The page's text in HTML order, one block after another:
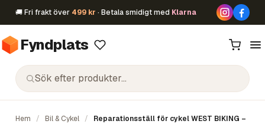
🚚 Fri frakt över 499 kr · Betala smidigt med Klarna
Fyndplats
Hem / Bil & Cykel /
Reparationsställ för cykel WEST BIKING –